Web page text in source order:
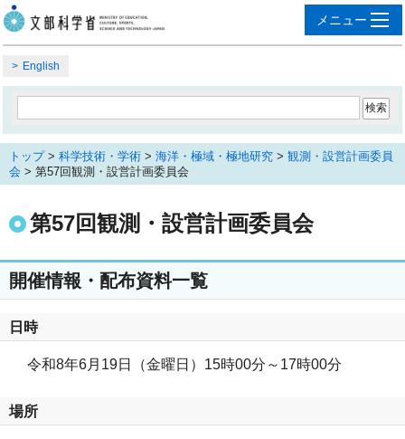
English
トップ> 科学技術・学術 > 海洋・極域・極地研究 > 観測・設営計画委員
会 > 第57回観測・設営計画委員会
第57回観測・設営計画委員会
開催情報・配布資料一覧
日時
令和8年6月19日（金曜日）15時00分～17時00分
場所